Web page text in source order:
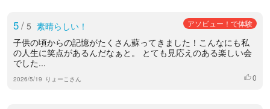
5/ 5 素晴らしい！ アソビュー！で体験
子供の頃からの記憶がたくさん蘇ってきました！こんなにも私
の人生に笑点があるんだなぁと。 とても見応えのある楽しい会
でした...
2026/5/19 りょーこさん いいね
0